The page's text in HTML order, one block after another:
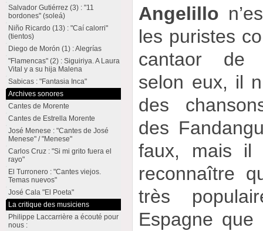
Angelillo
les puristes
cantaor de
selon eux, il
des
des
faux, mais il
reconnaître
très
Espagne que
Salvador Gutiérrez (3) : "11
bordones" (soleá)
Niño Ricardo (13) : "Caí calorri"
(tientos)
Diego de Morón (1) : Alegrías
"Flamencas" (2) : Siguiriya. A Laura
Vital y a su hija Malena
Sabicas : "Fantasia Inca"
Archives sonores
Cantes de Morente
Cantes de Estrella Morente
José Menese : "Cantes de José
Menese" / "Menese"
Carlos Cruz : "Si mi grito fuera el
rayo"
El Turronero : "Cantes viejos.
Temas nuevos"
José Cala "El Poeta"
La critique des musiciens
Philippe Laccarrière a écouté pour
nous :